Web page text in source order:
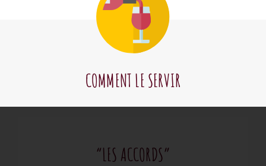
COMMENT LE SERVIR
“LES ACCORDS”